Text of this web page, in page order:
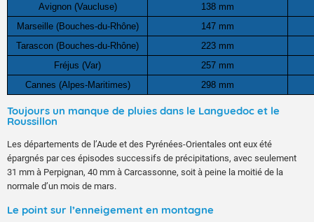
Avignon (Vaucluse)
138 mm
Marseille (Bouches-du-Rhône)
147 mm
Tarascon (Bouches-du-Rhône)
223 mm
Fréjus (Var)
257 mm
Cannes (Alpes-Maritimes)
298 mm
Toujours un manque de pluies dans le Languedoc et le
Roussillon
Les départements de l’Aude et des Pyrénées-Orientales ont eux été
épargnés par ces épisodes successifs de précipitations, avec seulement
31 mm à Perpignan, 40 mm à Carcassonne, soit à peine la moitié de la
normale d’un mois de mars.
Le point sur l’enneigement en montagne